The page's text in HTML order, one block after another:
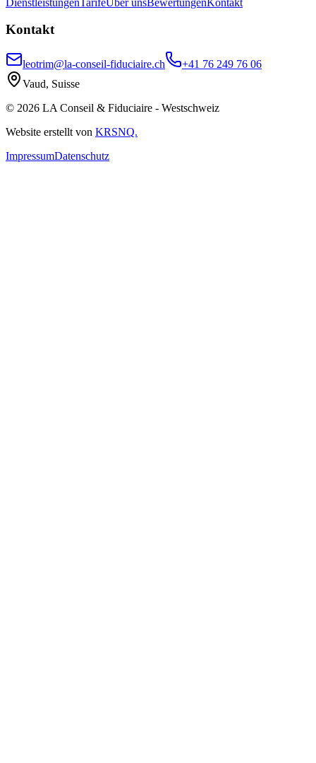
Kontakt
leotrim@la-conseil-fiduciaire.ch
+41 76 249 76 06
Vaud, Suisse
© 2026 LA Conseil & Fiduciaire - Westschweiz
Website erstellt von KRSNQ.
ImpressumDatenschutz